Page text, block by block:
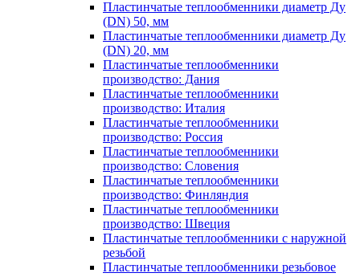
Пластинчатые теплообменники диаметр Ду
(DN) 50, мм
Пластинчатые теплообменники диаметр Ду
(DN) 20, мм
Пластинчатые теплообменники
производство: Дания
Пластинчатые теплообменники
производство: Италия
Пластинчатые теплообменники
производство: Россия
Пластинчатые теплообменники
производство: Словения
Пластинчатые теплообменники
производство: Финляндия
Пластинчатые теплообменники
производство: Швеция
Пластинчатые теплообменники с наружной
резьбой
Пластинчатые теплообменники резьбовое